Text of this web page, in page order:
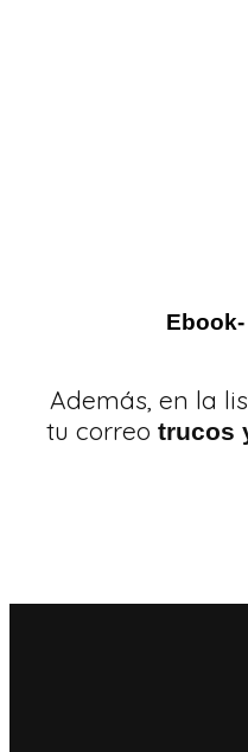
Ebook-
Además, en la
tu correo trucos